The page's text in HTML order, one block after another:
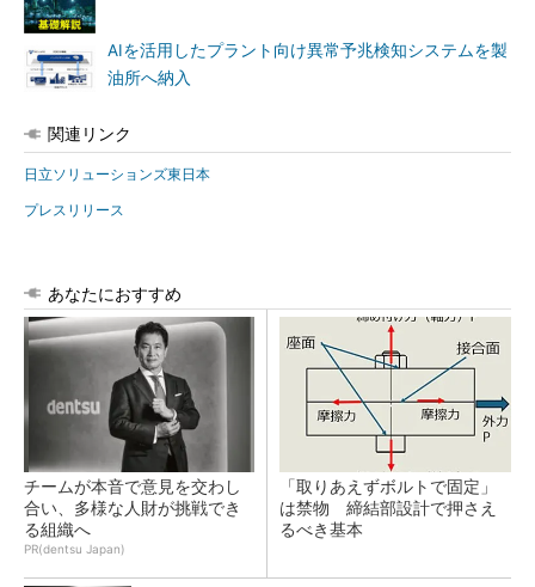
AIを活用したプラント向け異常予兆検知システムを製
油所へ納入
関連リンク
日立ソリューションズ東日本
プレスリリース
あなたにおすすめ
チームが本音で意見を交わし
合い、多様な人財が挑戦でき
る組織へ
PR(dentsu Japan)
「取りあえずボルトで固定」
は禁物 締結部設計で押さえ
るべき基本